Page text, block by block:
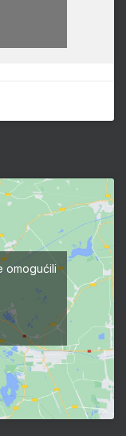
omogućili